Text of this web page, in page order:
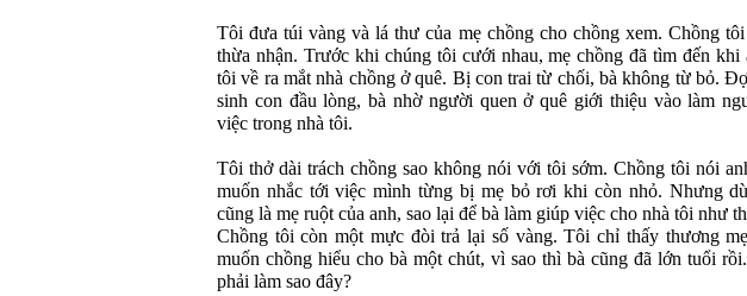
Tôi đưa túi vàng và lá thư của mẹ chồng cho chồng xem. Chồng
thừa nhận. Trước khi chúng tôi cưới nhau, mẹ chồng đã tìm đến khi
tôi về ra mắt nhà chồng ở quê. Bị con trai từ chối, bà không từ bỏ.
sinh con đầu lòng, bà nhờ người quen ở quê giới thiệu vào làm
việc trong nhà tôi.
Tôi thở dài trách chồng sao không nói với tôi sớm. Chồng tôi nói
muốn nhắc tới việc mình từng bị mẹ bỏ rơi khi còn nhỏ. Nhưng
cũng là mẹ ruột của anh, sao lại để bà làm giúp việc cho nhà tôi như
Chồng tôi còn một mực đòi trả lại số vàng. Tôi chỉ thấy thương
muốn chồng hiểu cho bà một chút, vì sao thì bà cũng đã lớn tuổi
phải làm sao đây?